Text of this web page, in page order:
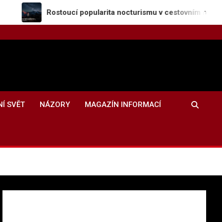
Rostoucí popularita nocturismu v cestovním ruchu
SVĚT NÁZORY MAGAZÍN INFORMACÍ